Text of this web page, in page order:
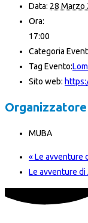
Data: 28 Marzo
Ora:
17:00
Categoria
Tag Evento:
Sito web:
Organizzatore
MUBA
«Le avventure
Le avventure